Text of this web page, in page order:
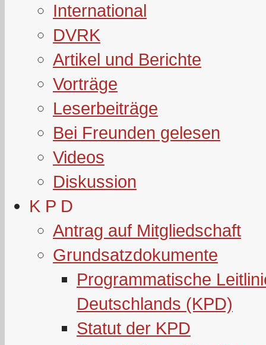
International
DVRK
Artikel und Berichte
Vorträge
Leserbeiträge
Bei Freunden gelesen
Videos
Diskussion
K P D
Antrag auf Mitgliedschaft
Grundsatzdokumente
Programmatische
Deutschlands (KPD)
Statut der KPD